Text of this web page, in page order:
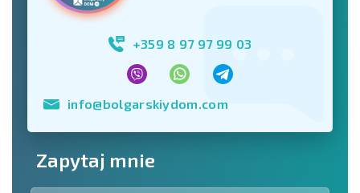
+359 8 97 97 99 03
info@bolgarskiydom.com
Zapytaj mnie